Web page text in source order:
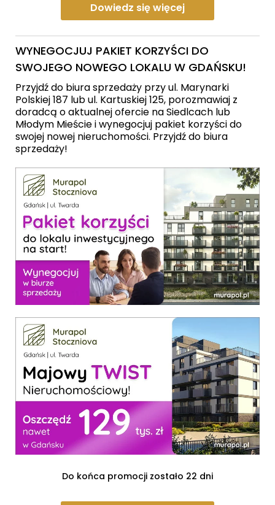
Dowiedz się więcej
WYNEGOCJUJ PAKIET KORZYŚCI DO
SWOJEGO NOWEGO LOKALU W GDAŃSKU!
Przyjdź do biura sprzedaży przy ul. Marynarki
Polskiej 187 lub ul. Kartuskiej 125, porozmawiaj z
doradcą o aktualnej ofercie na Siedlcach lub
Młodym Mieście i wynegocjuj pakiet korzyści do
swojej nowej nieruchomości. Przyjdź do biura
sprzedaży!
Do końca promocji zostało 22 dni